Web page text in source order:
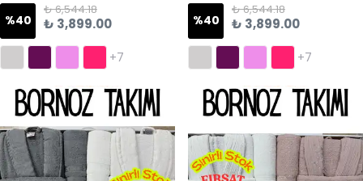
%40
₺ 6,544.18
₺ 3,899.00
+7
%40
₺ 6,544.18
₺ 3,899.00
+7